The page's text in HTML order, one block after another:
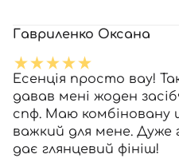
Гавриленко Оксана
Есенція просто вау!
давав мені жоден
спф. Маю комбіновану
важкий для мене. Дуже
дає глянцевий фініш!